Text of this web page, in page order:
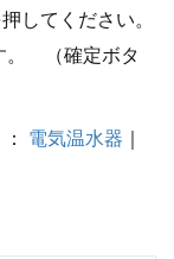
してください。
。 （確定ボタ
電気温水器 ｜